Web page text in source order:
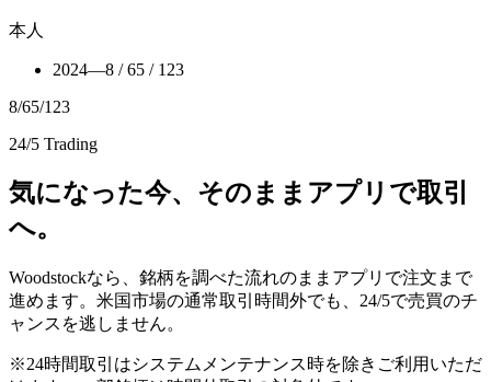
本人
2024—8 / 65 / 123
8/65/123
24/5 Trading
気になった今、そのままアプリで取引
へ。
Woodstockなら、銘柄を調べた流れのままアプリで注文まで
進めます。米国市場の通常取引時間外でも、24/5で売買のチ
ャンスを逃しません。
※24時間取引はシステムメンテナンス時を除きご利用いただ